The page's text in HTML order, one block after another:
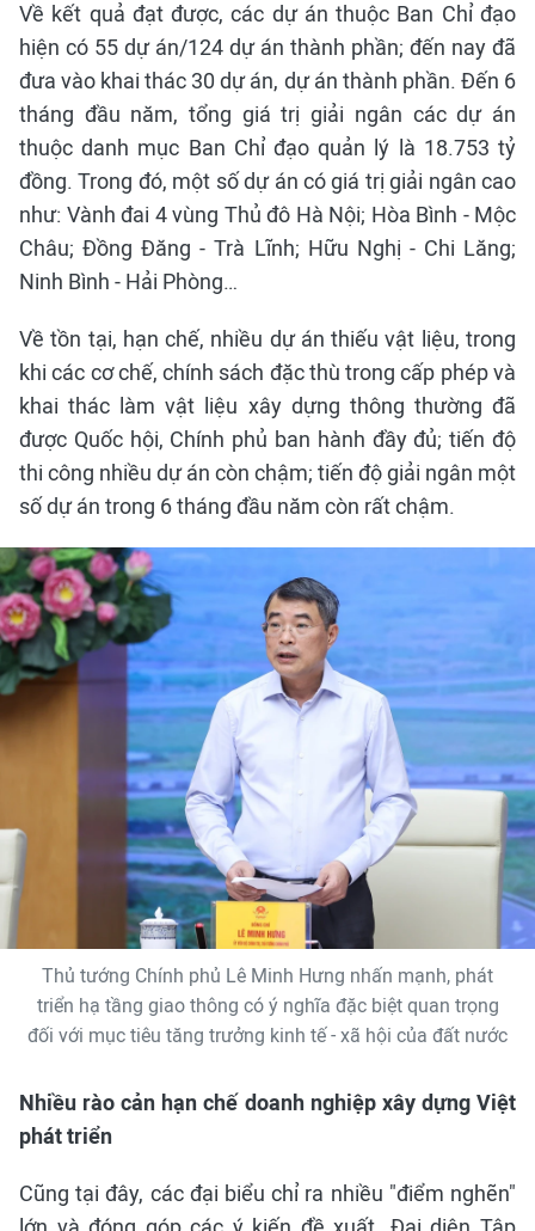
Về kết quả đạt được, các dự án thuộc Ban Chỉ đạo
hiện có 55 dự án/124 dự án thành phần; đến nay đã
đưa vào khai thác 30 dự án, dự án thành phần. Đến 6
tháng đầu năm, tổng giá trị giải ngân các dự án
thuộc danh mục Ban Chỉ đạo quản lý là 18.753 tỷ
đồng. Trong đó, một số dự án có giá trị giải ngân cao
như: Vành đai 4 vùng Thủ đô Hà Nội; Hòa Bình - Mộc
Châu; Đồng Đăng - Trà Lĩnh; Hữu Nghị - Chi Lăng;
Ninh Bình - Hải Phòng…
Về tồn tại, hạn chế, nhiều dự án thiếu vật liệu, trong
khi các cơ chế, chính sách đặc thù trong cấp phép và
khai thác làm vật liệu xây dựng thông thường đã
được Quốc hội, Chính phủ ban hành đầy đủ; tiến độ
thi công nhiều dự án còn chậm; tiến độ giải ngân một
số dự án trong 6 tháng đầu năm còn rất chậm.
Thủ tướng Chính phủ Lê Minh Hưng nhấn mạnh, phát
triển hạ tầng giao thông có ý nghĩa đặc biệt quan trọng
đối với mục tiêu tăng trưởng kinh tế - xã hội của đất nước
Nhiều rào cản hạn chế doanh nghiệp xây dựng Việt
phát triển
Cũng tại đây, các đại biểu chỉ ra nhiều "điểm nghẽn"